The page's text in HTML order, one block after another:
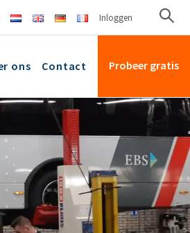
Inloggen
ons Contact Probeer gratis